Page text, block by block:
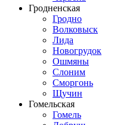
Гродненская
Гродно
Волковыск
Лида
Новогрудок
Ошмяны
Слоним
Сморгонь
Щучин
Гомельская
Гомель